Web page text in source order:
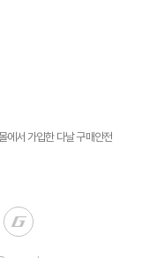
에서 가입한 다날 구매안전